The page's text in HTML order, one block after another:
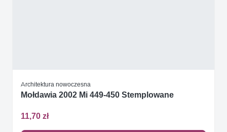
Architektura nowoczesna
Mołdawia 2002 Mi 449-450 Stemplowane
11,70 zł